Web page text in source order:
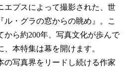
エプスによって撮影された、世
ル・グラの窓からの眺め』。こ
から約200年、写真文化が歩んで
本特集は幕を開けます。
の写真界をリードし続ける作家